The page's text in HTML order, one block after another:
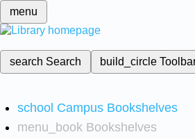
menu
search Search build_circle
school Campus Bookshelves
menu_book Bookshelves